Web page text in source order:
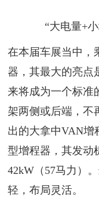
“大电量+
在本届车展当中，
器，其最大的亮点
来将成为一个标准
架两侧或后端，不
出的大拿中VAN增
型增程器，其发动
42kW（57马力）
轻，布局灵活。